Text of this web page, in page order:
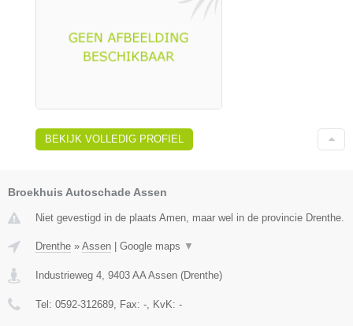
BEKIJK VOLLEDIG PROFIEL
Broekhuis Autoschade Assen
Niet gevestigd in de plaats Amen, maar wel in de provincie Drenthe.
Drenthe » Assen Google maps ▼
Industrieweg 4 9403 AA Assen (Drenthe)
Tel: 0592-312689 , Fax: - , KvK: -